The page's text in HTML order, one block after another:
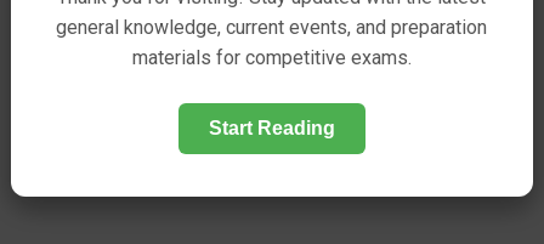
general knowledge, current events, and preparation
materials for competitive exams.
Start Reading